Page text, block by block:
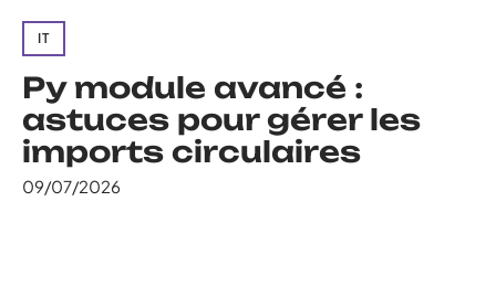
IT
Py module avancé :
astuces pour gérer les
imports circulaires
09/07/2026